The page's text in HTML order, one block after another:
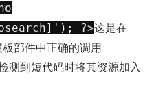
?>这是在
部件中正确的调用
测到短代码时将其资源加入